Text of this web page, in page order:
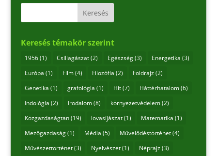
Keresés témakör szerint
1956(1) Csillagászat(2) Egészség(3) Energetika (3)
Európa (1) Film(4) Filozófia (2) Földrajz(2)
Genetika (1) grafológia (1) Hit(7) Háttérhatalom(6)
Indológia (2) Irodalom(8) környezetvédelem(2)
Közgazdaságtan(19) lovasíjászat(1) Matematika (1)
Mezőgazdaság(1) Média (5) Művelődéstörténet(4)
Művészettörténet(3) Nyelvészet(1) Néprajz(3)